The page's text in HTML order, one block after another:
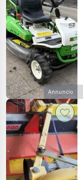
Annuncio